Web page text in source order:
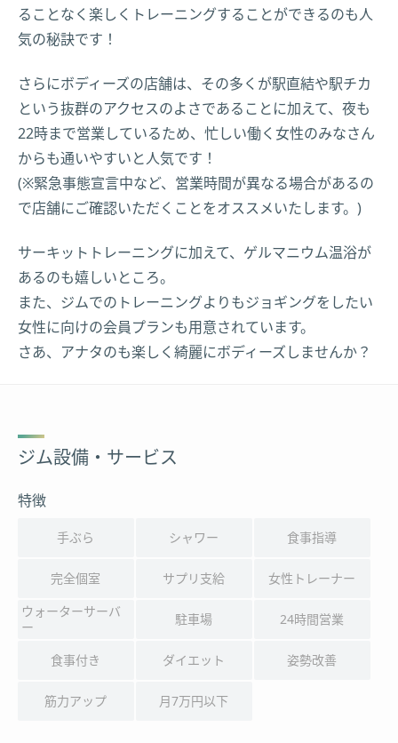
ることなく楽しくトレーニングすることができるのも人
気の秘訣です！
さらにボディーズの店舗は、その多くが駅直結や駅チカ
という抜群のアクセスのよさであることに加えて、夜も
22時まで営業しているため、忙しい働く女性のみなさん
からも通いやすいと人気です！
(※緊急事態宣言中など、営業時間が異なる場合があるの
で店舗にご確認いただくことをオススメいたします。)
サーキットトレーニングに加えて、ゲルマニウム温浴が
あるのも嬉しいところ。
また、ジムでのトレーニングよりもジョギングをしたい
女性に向けの会員プランも用意されています。
さあ、アナタのも楽しく綺麗にボディーズしませんか？
ジム設備・サービス
特徴
手ぶら シャワー 食事指導
完全個室 サプリ支給
女性トレーナー
ウォーターサーバ
ー
駐車場 24時間営業
食事付き ダイエット 姿勢改善
筋力アップ 月7万円以下